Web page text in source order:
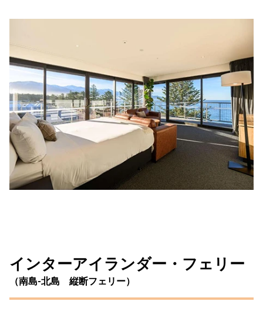
インターアイランダー・フェリー
（南島-北島 縦断フェリー）